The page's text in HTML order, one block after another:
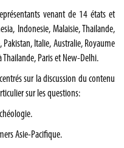
venant de 14 états et
Indonesie, Malaisie, Thailande,
Italie, Australie, Royaume
Thailande, Paris et New-Delhi.
sur la discussion du contenu
sur les questions:
Asie-Pacifique.